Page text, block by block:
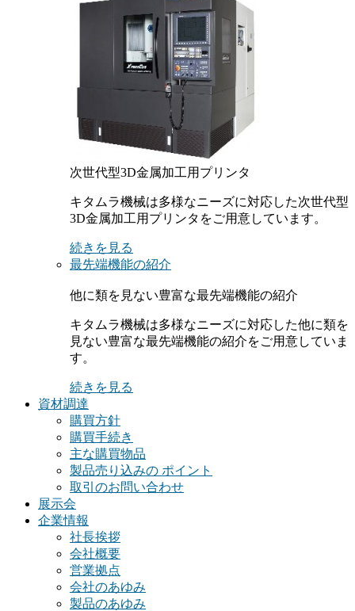
次世代型3D金属加工用プリンタ
キタムラ機械は多様なニーズに対応した次世代型
3D金属加工用プリンタをご用意しています。
続きを見る
最先端機能の紹介
他に類を見ない豊富な最先端機能の紹介
キタムラ機械は多様なニーズに対応した他に類を
見ない豊富な最先端機能の紹介をご用意していま
す。
続きを見る
資材調達
購買方針
購買手続き
主な購買物品
製品売り込みの ポイント
取引のお問い合わせ
展示会
企業情報
社長挨拶
会社概要
営業拠点
会社のあゆみ
製品のあゆみ